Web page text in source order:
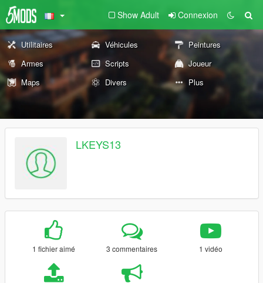
Show Adult Connexion
Utilitaires Véhicules
Peintures
Armes
Scripts
Joueur
Maps
Divers Plus
LKEYS13
1 fichier aimé 3 commentaires 1 vidéo